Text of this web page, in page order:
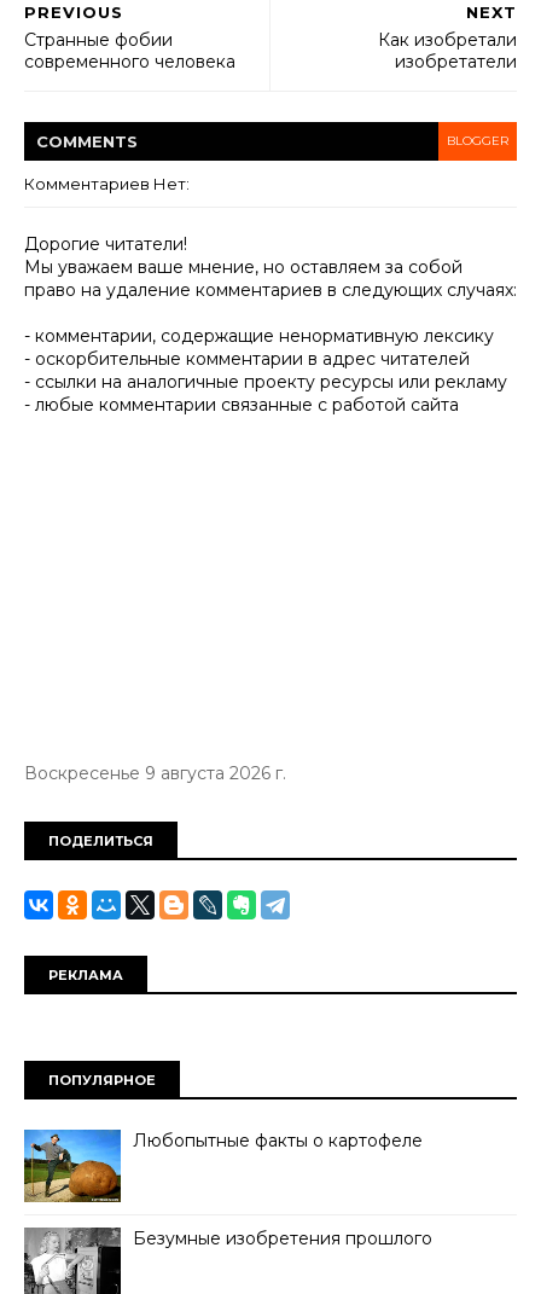
NEXT
Как изобретали
изобретатели
PREVIOUS
Странные фобии
современного человека
COMMENTS BLOGGER
Комментариев Нет:
Дорогие читатели!
Мы уважаем ваше мнение, но оставляем за собой
право на удаление комментариев в следующих случаях:
- комментарии, содержащие ненормативную лексику
- оскорбительные комментарии в адрес читателей
- ссылки на аналогичные проекту ресурсы или рекламу
- любые комментарии связанные с работой сайта
Воскресенье 9 августа 2026 г.
ПОДЕЛИТЬСЯ
РЕКЛАМА
ПОПУЛЯРНОЕ
Любопытные факты о картофеле
Безумные изобретения прошлого